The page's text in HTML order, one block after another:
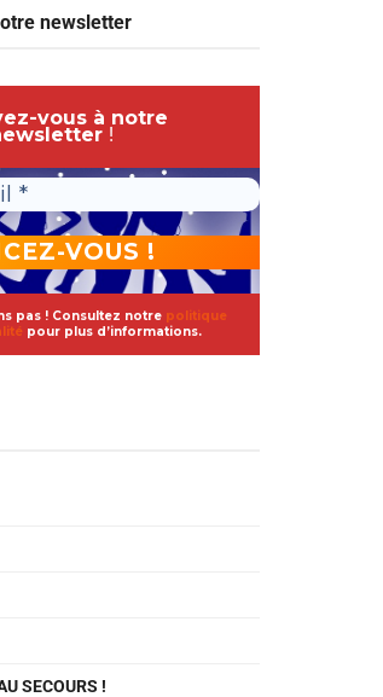
newsletter
vous à notre
!
pas ! Consultez notre politique
pour plus d’informations.
SECOURS !